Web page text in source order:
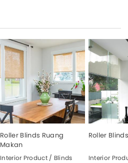
Roller Blinds Ruang
Makan
Interior Product / Blinds
Roller
Interior